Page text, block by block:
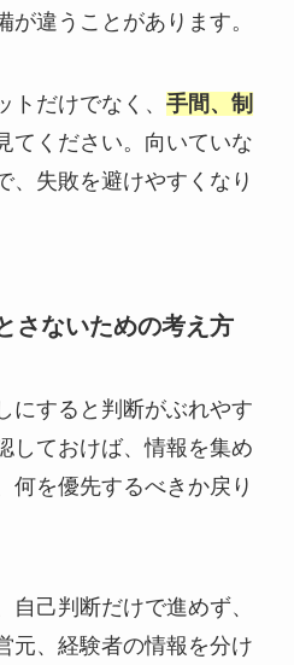
が違うことがあります。
トだけでなく、 手間、制
てください。向いていな
、失敗を避けやすくなり
さないための考え方
にすると判断がぶれやす
しておけば、情報を集め
何を優先するべきか戻り
己判断だけで進めず、
元、経験者の情報を分け